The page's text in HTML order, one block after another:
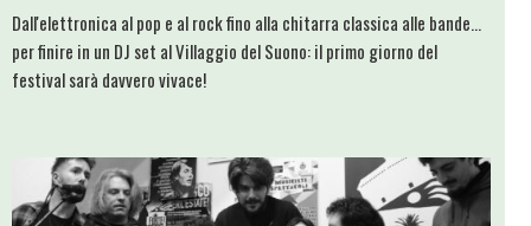
Dall'elettronica al pop e al rock fino alla chitarra classica alle bande...
per finire in un DJ set al Villaggio del Suono: il primo giorno del
festival sarà davvero vivace!